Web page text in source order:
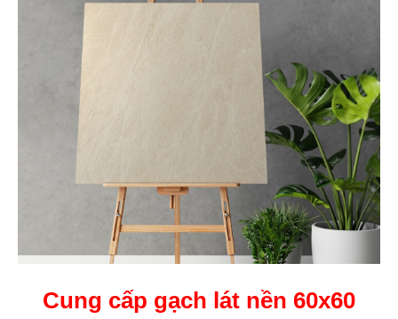
Cung cấp gạch lát nền 60x60